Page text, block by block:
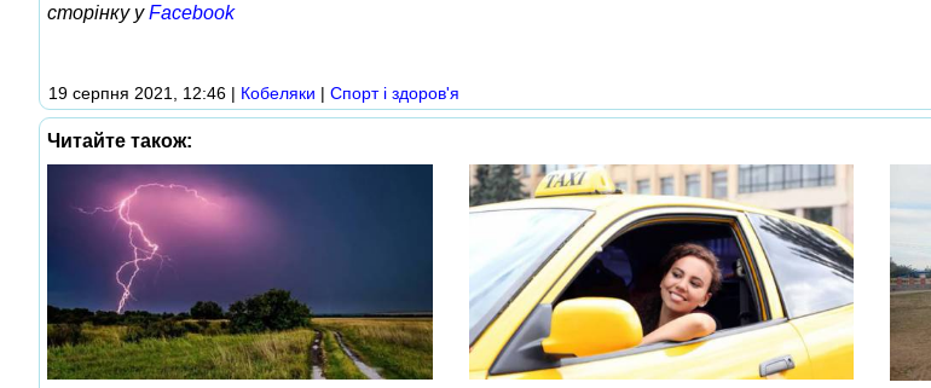
сторінку уFacebook
19 серпня 2021, 12:46 | Кобеляки | Спорт і здоров'я
Читайте також: